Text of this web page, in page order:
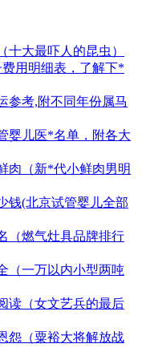
十大最吓人的昆虫）
用明细表，了解下*
参考,附不同年份属马
婴儿医*名单，附各大
肉（新*代小鲜肉男明
钱(北京试管婴儿全部
（燃气灶具品牌排行
（一万以内小型两吨
读（女文艺兵的最后
怨（粟裕大将解放战